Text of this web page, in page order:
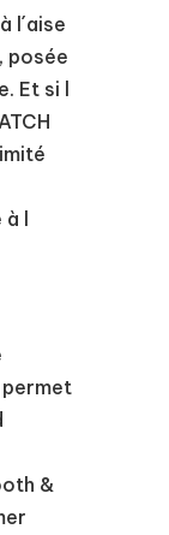
l´aise
posée
Et si l
à l
&